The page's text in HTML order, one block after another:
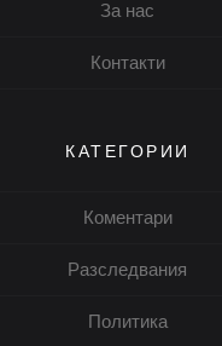
За нас
Контакти
КАТЕГОРИИ
Коментари
Разследвания
Политика